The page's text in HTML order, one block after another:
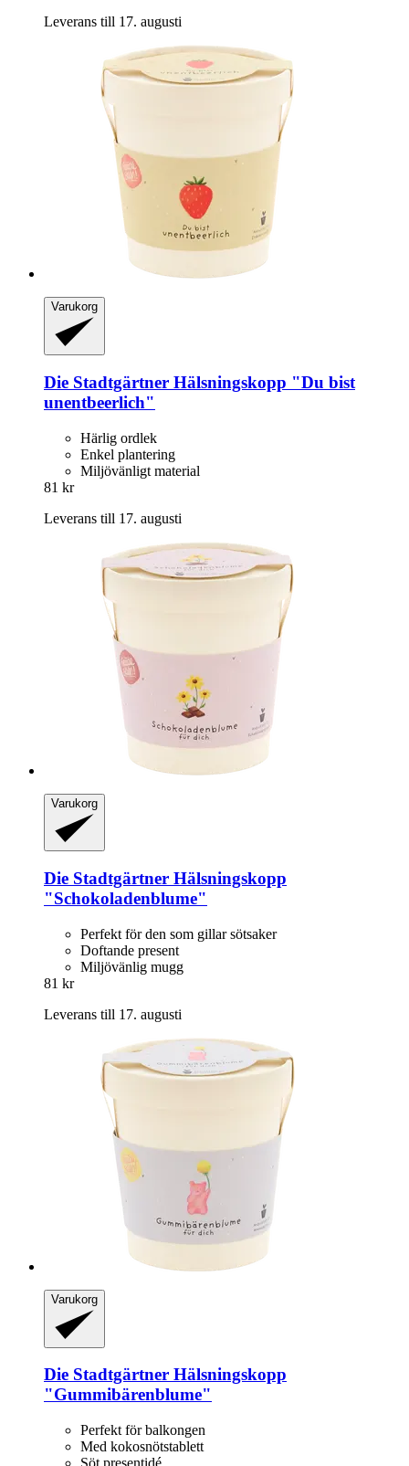
Leverans till 17. augusti
Varukorg
Die Stadtgärtner Hälsningskopp "Du bist
unentbeerlich"
Härlig ordlek
Enkel plantering
Miljövänligt material
81 kr
Leverans till 17. augusti
Varukorg
Die Stadtgärtner Hälsningskopp
"Schokoladenblume"
Perfekt för den som gillar sötsaker
Doftande present
Miljövänlig mugg
81 kr
Leverans till 17. augusti
Varukorg
Die Stadtgärtner Hälsningskopp
"Gummibärenblume"
Perfekt för balkongen
Med kokosnötstablett